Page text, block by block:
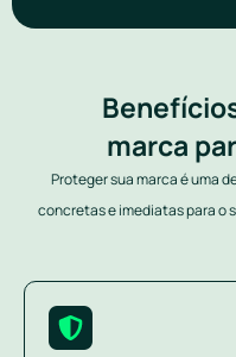
marca
Proteger sua marca é uma
concretas e imediatas para o